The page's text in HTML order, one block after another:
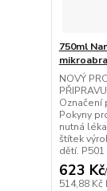
750ml
NOVÝ
Označení
Pokyny
nutná
štítek
dětí.
623 Kč/
514,88 Kč